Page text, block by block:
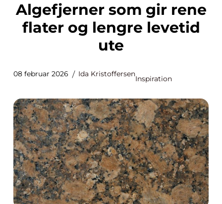
Algefjerner som gir rene
flater og lengre levetid
ute
08 februar 2026 Ida Kristoffersen
Inspiration